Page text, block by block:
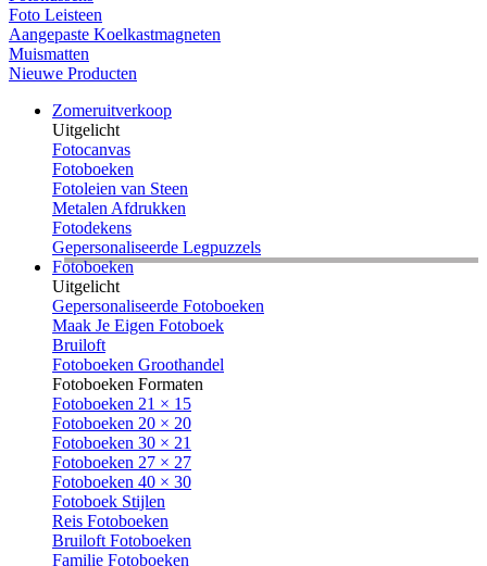
Foto Leisteen
Aangepaste Koelkastmagneten
Muismatten
Nieuwe Producten
Zomeruitverkoop
Uitgelicht
Fotocanvas
Fotoboeken
Fotoleien van Steen
Metalen Afdrukken
Fotodekens
Gepersonaliseerde Legpuzzels
Fotoboeken
Uitgelicht
Gepersonaliseerde Fotoboeken
Maak Je Eigen Fotoboek
Bruiloft
Fotoboeken Groothandel
Fotoboeken Formaten
Fotoboeken 21 × 15
Fotoboeken 20 × 20
Fotoboeken 30 × 21
Fotoboeken 27 × 27
Fotoboeken 40 × 30
Fotoboek Stijlen
Reis Fotoboeken
Bruiloft Fotoboeken
Familie Fotoboeken